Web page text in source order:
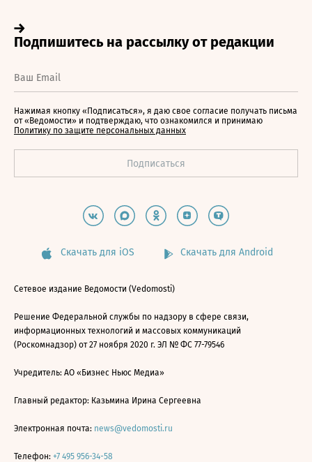
Нажимая кнопку «Подписаться», я даю свое согласие получать письма
от «Ведомости» и подтверждаю, что ознакомился и принимаю
Политику по защите персональных данных
Скачать для iOS Скачать для Android
Сетевое издание Ведомости (Vedomosti)
Решение Федеральной службы по надзору в сфере связи,
информационных технологий и массовых коммуникаций
(Роскомнадзор) от 27 ноября 2020 г. ЭЛ № ФС 77-79546
Учредитель: АО «Бизнес Ньюс Медиа»
Главный редактор: Казьмина Ирина Сергеевна
Электронная почта: news@vedomosti.ru
Телефон: +7 495 956-34-58